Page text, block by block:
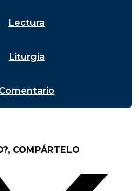
Lectura
Liturgia
COMPÁRTELO